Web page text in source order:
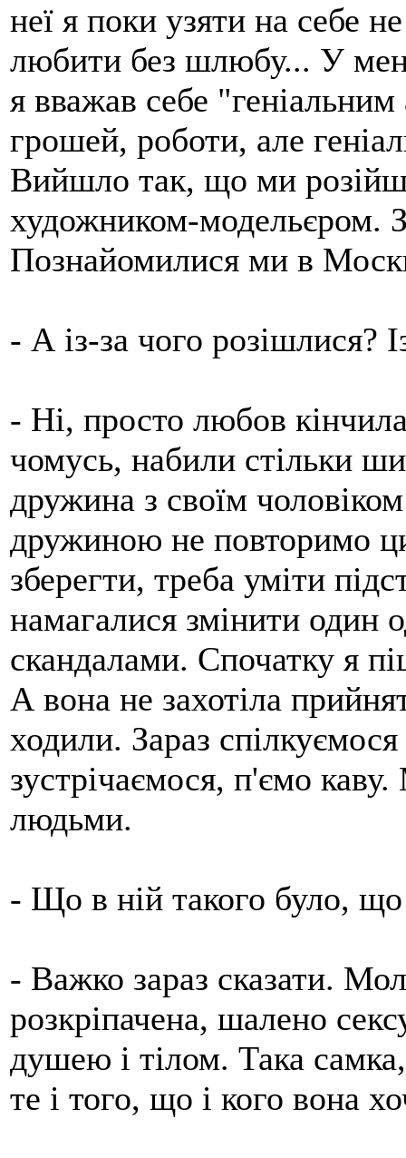
неї я поки узяти на себе
любити без шлюбу... У
я вважав себе
грошей, роботи, але
Вийшло так, що ми
художником-модельєром.
Познайомилися ми в
- А із-за чого розішлися?
- Ні, просто любов
чомусь, набили стільки
дружина з своїм
дружиною не повторимо
зберегти, треба уміти
намагалися змінити один
скандалами. Спочатку я
А вона не захотіла
ходили. Зараз
зустрічаємося, п'ємо
людьми.
- Що в ній такого було,
- Важко зараз сказати.
розкріпачена, шалено
душею і тілом. Така
те і того, що і кого вона